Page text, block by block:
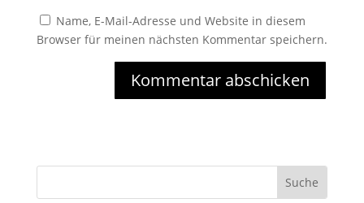
Name, E-Mail-Adresse und Website in diesem
Browser für meinen nächsten Kommentar speichern.
Kommentar abschicken